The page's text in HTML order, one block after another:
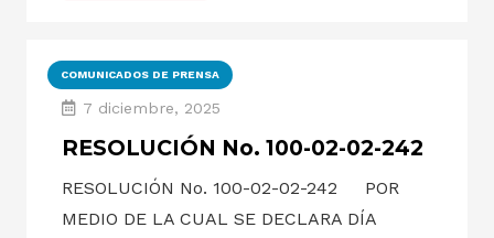
COMUNICADOS DE PRENSA
7 diciembre, 2025
RESOLUCIÓN No. 100-02-02-242
RESOLUCIÓN No. 100-02-02-242 POR
MEDIO DE LA CUAL SE DECLARA DÍA